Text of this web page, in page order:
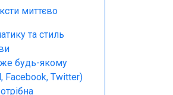
миттєво
та стиль
будь-якому
Facebook, Twitter)